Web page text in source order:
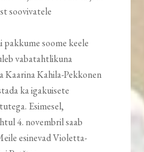
soovivatele
soome keele
vabatahtlikuna
Kaarina Kahila-Pekkonen
ka igakuisete
Esimesel,
4. novembril saab
esinevad Violetta-